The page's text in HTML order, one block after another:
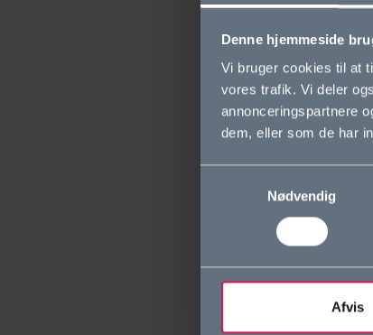
Denne hjemmeside
Vi bruger cookies til at
vores trafik. Vi deler
annonceringspartnere
dem, eller som de har
Nødvendig
Afvis